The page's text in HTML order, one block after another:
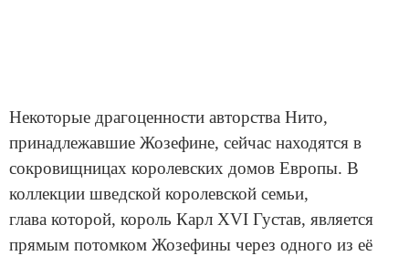
Некоторые драгоценности авторства Нито,
принадлежавшие Жозефине, сейчас находятся в
сокровищницах королевских домов Европы. В
коллекции шведской королевской семьи,
глава которой, король Карл XVI Густав, является
прямым потомком Жозефины через одного из её